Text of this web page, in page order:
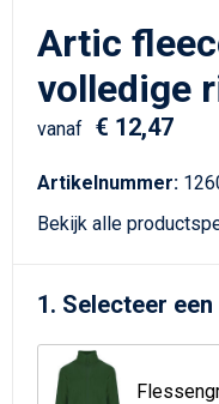
Kerst
Schoudertassen
Sporttassen
Koffers en Trolleys
Toilettassen
Reistassensets
Artic
volledige
vanaf € 12,47
Artikelnummer:
Bekijk alle
1. Selecteer